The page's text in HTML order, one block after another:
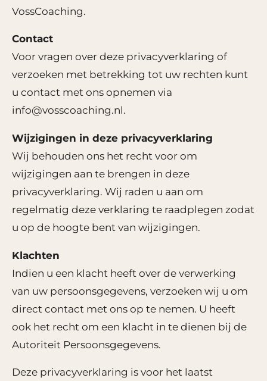
VossCoaching.
Contact
Voor vragen over deze privacyverklaring of
verzoeken met betrekking tot uw rechten kunt
u contact met ons opnemen via
info@vosscoaching.nl.
Wijzigingen in deze privacyverklaring
Wij behouden ons het recht voor om
wijzigingen aan te brengen in deze
privacyverklaring. Wij raden u aan om
regelmatig deze verklaring te raadplegen zodat
u op de hoogte bent van wijzigingen.
Klachten
Indien u een klacht heeft over de verwerking
van uw persoonsgegevens, verzoeken wij u om
direct contact met ons op te nemen. U heeft
ook het recht om een klacht in te dienen bij de
Autoriteit Persoonsgegevens.
Deze privacyverklaring is voor het laatst